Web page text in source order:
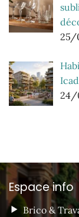
25/
24/
Espace info
Brico &